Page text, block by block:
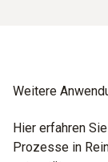
Weitere
Hier erfahren
Prozesse in